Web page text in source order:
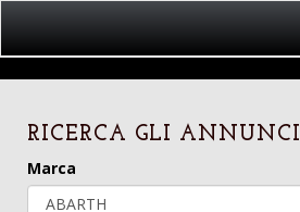
RICERCA GLI ANNUNCI
Marca